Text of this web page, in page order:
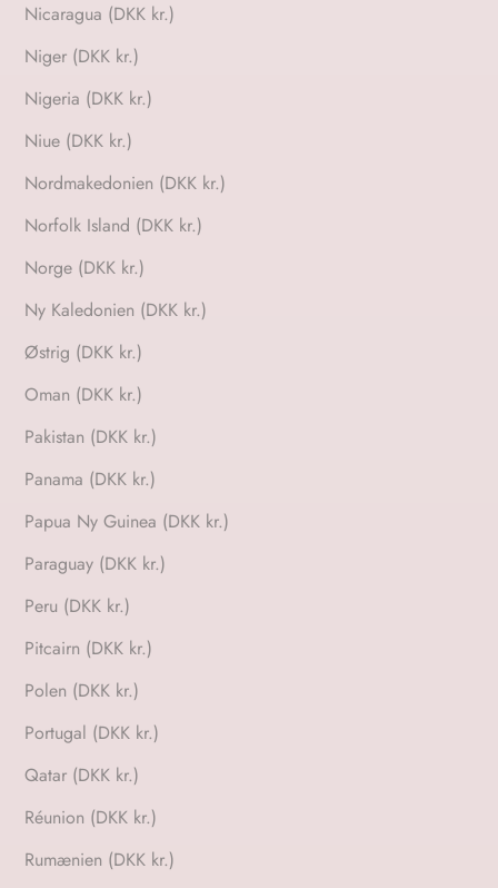
Nicaragua (DKK kr.)
Niger (DKK kr.)
Nigeria (DKK kr.)
Niue (DKK kr.)
Nordmakedonien (DKK kr.)
Norfolk Island (DKK kr.)
Norge (DKK kr.)
Ny Kaledonien (DKK kr.)
Østrig (DKK kr.)
Oman (DKK kr.)
Pakistan (DKK kr.)
Panama (DKK kr.)
Papua Ny Guinea (DKK kr.)
Paraguay (DKK kr.)
Peru (DKK kr.)
Pitcairn (DKK kr.)
Polen (DKK kr.)
Portugal (DKK kr.)
Qatar (DKK kr.)
Réunion (DKK kr.)
Rumænien (DKK kr.)